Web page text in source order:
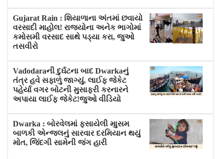
Gujarat Rain : શિયાળાના અંતમાં છવાયો
વરસાદી માહોલ! રાજ્યોના અનેક ભાગોમાં
કમોસમી વરસાદ સાથે પડ્યા કરા, જુઓ
તસવીરો
Vadodaraની દુર્ઘટના બાદ Dwarkaનું
તંત્ર હવે સફાળું જાગ્યું, લાઈફ જેકેટ
પહેર્યા વગર બોટની મુસાફરી કરનારને
અપાયા લાઈફ જેકેટ!જુઓ વીડિયો
Dwarka : બોરવેલમાં ફસાયેલી માુસમ
બાળકી એન્જલનું સારવાર દરમિયાન થયું
મોત, જિંદગી સામેની જંગ હારી